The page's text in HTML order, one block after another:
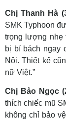
Chị Thanh Hà
SMK Typhoon
trọng lượng nhẹ
bị bí bách ngay
Nội. Thiết kế
nữ Việt.”
Chị Bảo Ngọc
thích chiếc mũ
không chỉ bảo